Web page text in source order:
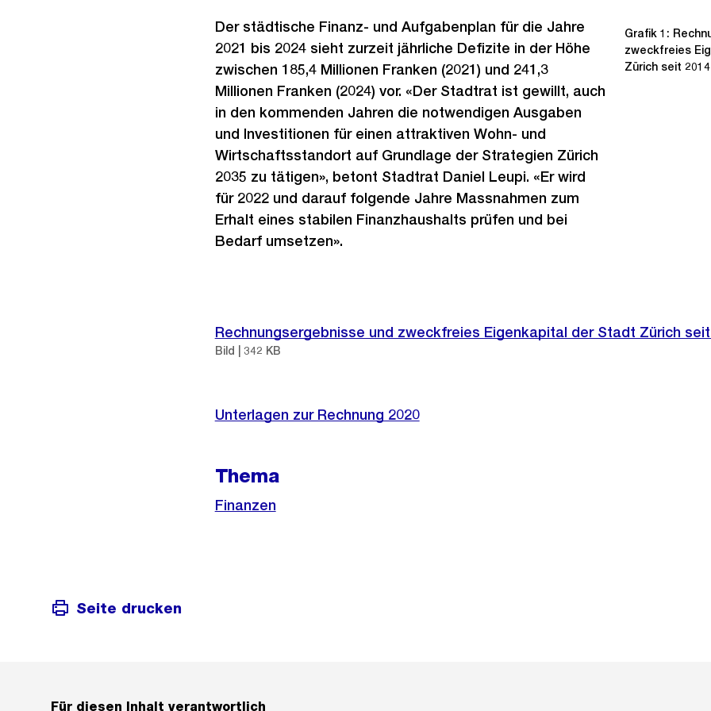
Der städtische Finanz- und Aufgabenplan für die Jahre
2021 bis 2024 sieht zurzeit jährliche Defizite in der Höhe
zwischen 185,4 Millionen Franken (2021) und 241,3
Millionen Franken (2024) vor. «Der Stadtrat ist gewillt, auch
in den kommenden Jahren die notwendigen Ausgaben
und Investitionen für einen attraktiven Wohn- und
Wirtschaftsstandort auf Grundlage der Strategien Zürich
2035 zu tätigen», betont Stadtrat Daniel Leupi. «Er wird
für 2022 und darauf folgende Jahre Massnahmen zum
Erhalt eines stabilen Finanzhaushalts prüfen und bei
Bedarf umsetzen».
Grafik 1:
zweckfreies
Zürich seit 2014
Rechnungsergebnisse und zweckfreies Eigenkapital der Stadt Zürich
Bild | 342 KB
Unterlagen zur Rechnung 2020
Thema
Finanzen
Seite drucken
Für diesen Inhalt verantwortlich